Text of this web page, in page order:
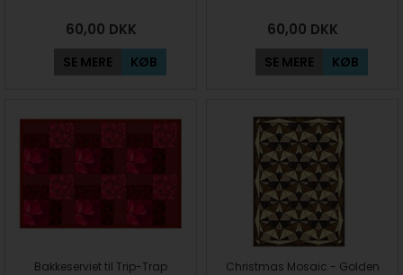
60,00 DKK
SE MERE KØB
60,00 DKK
SE MERE KØB
Bakkeserviet til Trip-Trap
Christmas Mosaic - Golden